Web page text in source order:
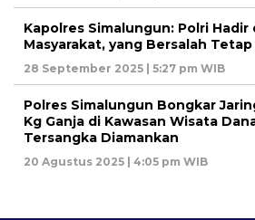
Kapolres Simalungun: Polri Hadir
Masyarakat, yang Bersalah
28 September 2025 | 5:27 pm WIB
Polres Simalungun Bongkar
Kg Ganja di Kawasan Wisata
Tersangka Diamankan
20 Agustus 2025 | 4:05 pm WIB